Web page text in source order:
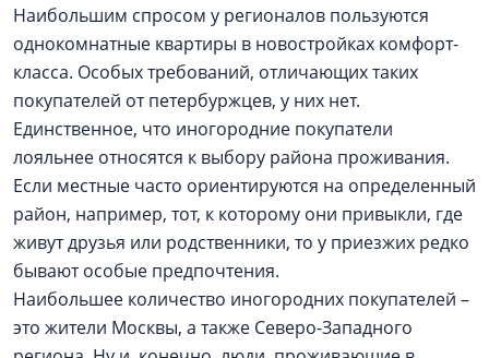
Наибольшим спросом у регионалов пользуются
однокомнатные квартиры в новостройках комфорт-
класса. Особых требований, отличающих таких
покупателей от петербуржцев, у них нет.
Единственное, что иногородние покупатели
лояльнее относятся к выбору района проживания.
Если местные часто ориентируются на определенный
район, например, тот, к которому они привыкли, где
живут друзья или родственники, то у приезжих редко
бывают особые предпочтения.
Наибольшее количество иногородних покупателей –
это жители Москвы, а также Северо-Западного